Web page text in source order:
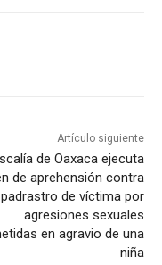
Artículo siguiente
de Oaxaca ejecuta
de aprehensión contra
padrastro de víctima por
agresiones sexuales
en agravio de una
niña